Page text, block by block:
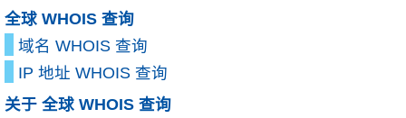
全球 WHOIS 查询
域名 WHOIS 查询
IP 地址 WHOIS 查询
关于 全球 WHOIS 查询